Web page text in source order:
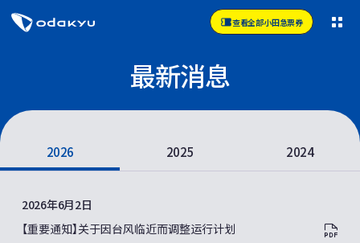
查看全部小田急票券
最新消息
2026 2025 2024
2026年6月2日
【重要通知】关于因台风临近而调整运行计划